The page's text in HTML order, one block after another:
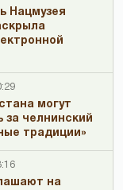
Нацмузея
могут
за челнинский
традиции»
на